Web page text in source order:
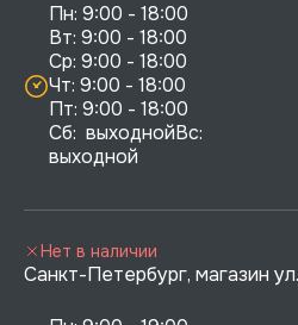
Пн: 9:00 - 18:00
Вт: 9:00 - 18:00
Ср: 9:00 - 18:00
Чт: 9:00 - 18:00
Пт: 9:00 - 18:00
Сб:  выходнойВс:
выходной
Санкт-Петербург, магазин
Нет в наличии